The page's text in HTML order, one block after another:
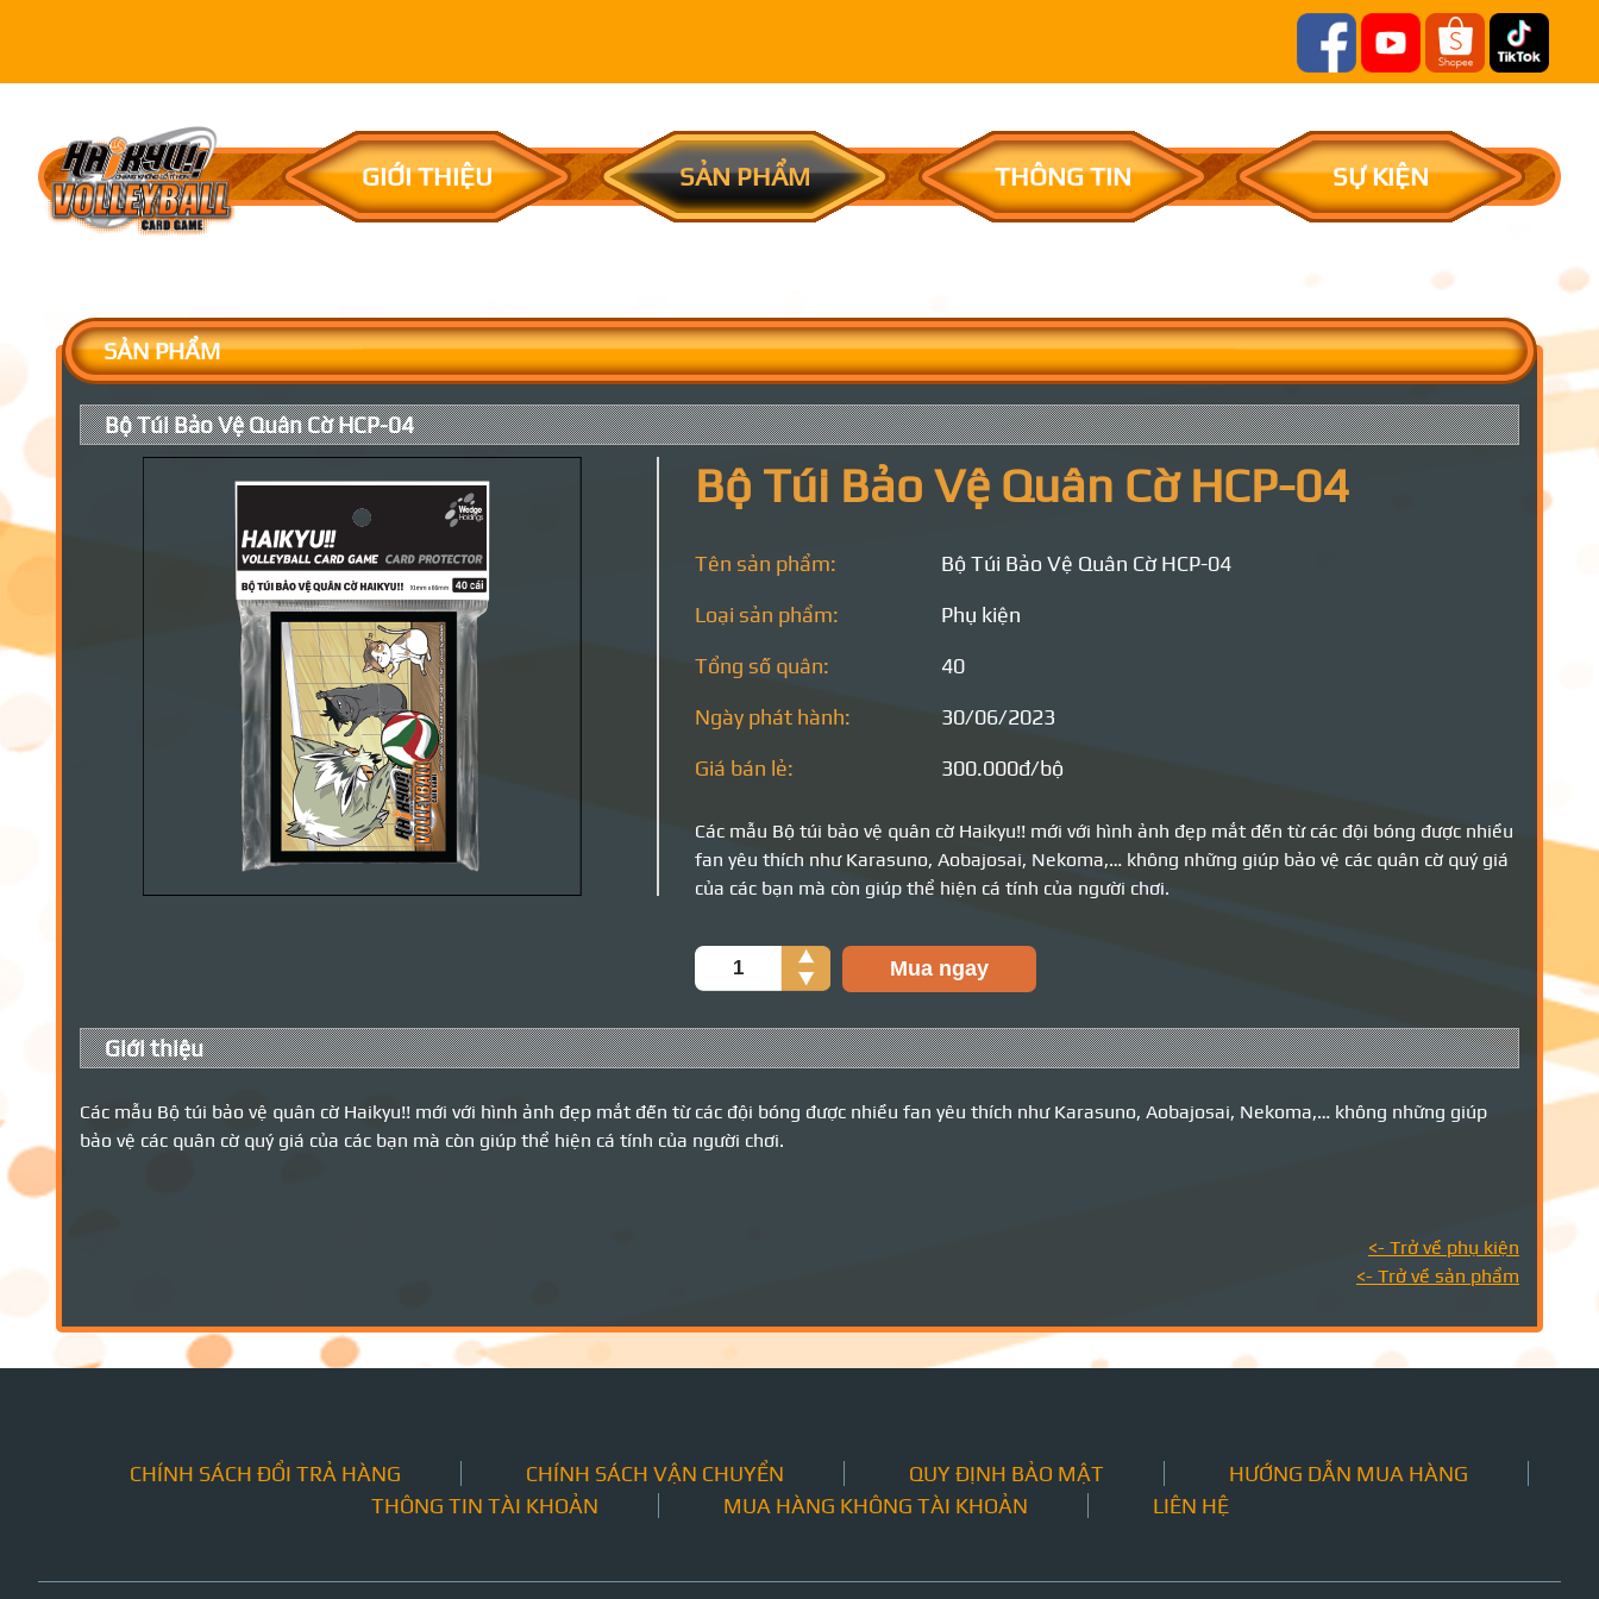
GIỚI THIỆU SẢN PHẨM THÔNG TIN SỰ KIỆN
SẢN PHẨM
Bộ Túi Bảo Vệ Quân Cờ HCP-04
Bộ Túi Bảo Vệ Quân Cờ HCP-04
Tên sản phẩm: Bộ Túi Bảo Vệ Quân Cờ HCP-04
Loại sản phẩm: Phụ kiện
Tổng số quân: 40
Ngày phát hành: 30/06/2023
Giá bán lẻ: 300.000đ/bộ
Các mẫu Bộ túi bảo vệ quân cờ Haikyu!! mới với hình ảnh đẹp mắt đến từ các đội bóng được nhiều
fan yêu thích như Karasuno, Aobajosai, Nekoma,… không những giúp bảo vệ các quân cờ quý giá
của các bạn mà còn giúp thể hiện cá tính của người chơi.
Số
lượng
Mua ngay
Giới thiệu
Các mẫu Bộ túi bảo vệ quân cờ Haikyu!! mới với hình ảnh đẹp mắt đến từ các đội bóng được nhiều fan yêu thích như Karasuno, Aobajosai, Nekoma,… không những giúp
bảo vệ các quân cờ quý giá của các bạn mà còn giúp thể hiện cá tính của người chơi.
<- Trở về phụ kiện
<- Trở về sản phẩm
CHÍNH SÁCH ĐỔI TRẢ HÀNG CHÍNH SÁCH VẬN CHUYỂN QUY ĐỊNH BẢO MẬT
HƯỚNG DẪN MUA HÀNG
THÔNG TIN TÀI KHOẢN
MUA HÀNG KHÔNG TÀI KHOẢN LIÊN HỆ